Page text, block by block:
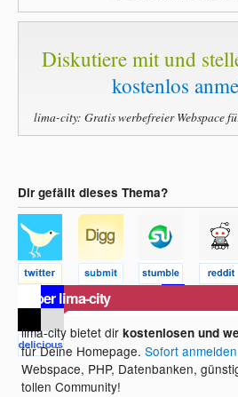
Diskutiere mit und
kostenlos
lima-city: Gratis werbefreier Webspace
Dir gefällt dieses Thema?
Über lima-city
lima-city bietet dirkostenlosen und
für Deine Homepage.Sofort anmelden
Webspace, PHP, Datenbanken,
tollen Community!